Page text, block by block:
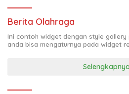
Berita Olahraga
Ini contoh widget dengan style gallery
anda bisa mengaturnya pada widget
Selengkapnya